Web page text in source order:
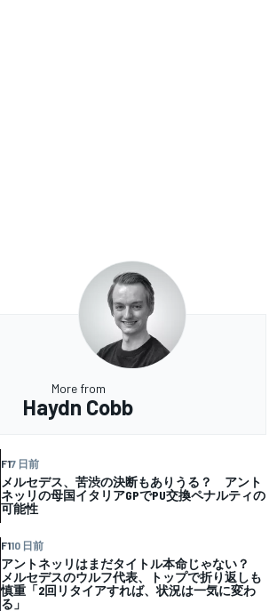
More from
Haydn Cobb
F17 日前
メルセデス、苦渋の決断もありうる？ アント
ネッリの母国イタリアGPでPU交換ペナルティの
可能性
F110 日前
アントネッリはまだタイトル本命じゃない？
メルセデスのウルフ代表、トップで折り返しも
慎重「2回リタイアすれば、状況は一気に変わ
る」